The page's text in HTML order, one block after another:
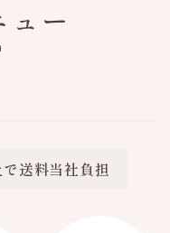
ュー
送料当社負担